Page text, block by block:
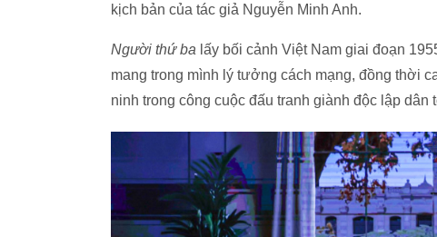
kịch bản của tác giả Nguyễn Minh Anh.
Người thứ ba lấy bối cảnh Việt Nam giai đoạn
mang trong mình lý tưởng cách mạng, đồng thời
ninh trong công cuộc đấu tranh giành độc lập dân